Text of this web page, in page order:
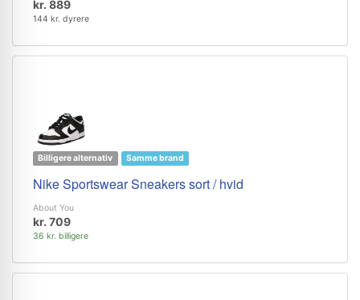
kr. 889
144 kr. dyrere
Billigere alternativ Samme brand
Nike Sportswear Sneakers sort / hvid
About You
kr. 709
36 kr. billigere